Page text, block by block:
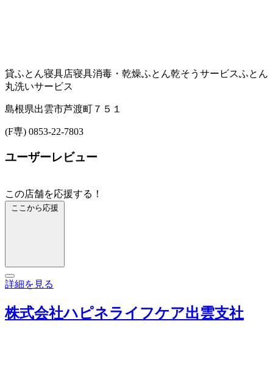
貸ふとん寝具店寝具消毒・乾燥ふとん乾そうサービスふとん
丸洗いサービス
島根県出雲市芦渡町７５１
(F専) 0853-22-7803
ユーザーレビュー
この店舗を応援する！
ここから応援
詳細を見る
株式会社ハピネライフケア出雲支社